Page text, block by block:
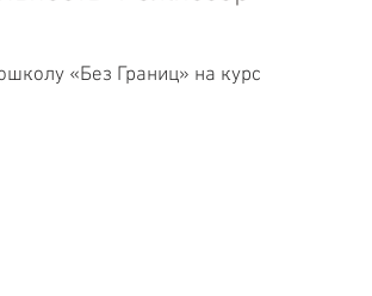
«Без Границ» на курс